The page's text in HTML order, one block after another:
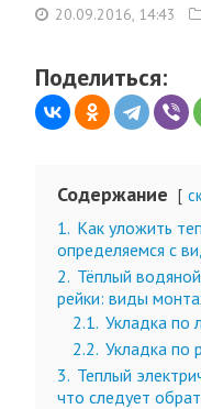
20.09.2016, 14:43
Поделиться:
Содержание
1. Как уложить
определяемся с
2. Тёплый
рейки: виды
2.1. Укладка по
2.2. Укладка по
3. Теплый
что следует